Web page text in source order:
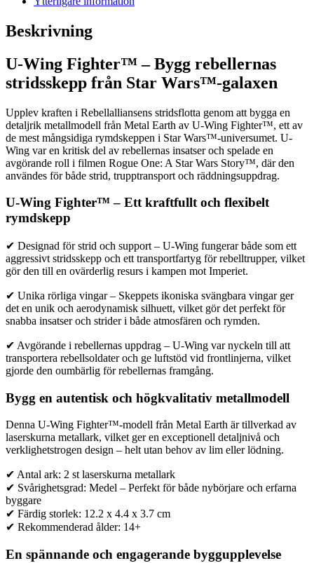
Beskrivning
U-Wing Fighter™ – Bygg rebellernas
stridsskepp från Star Wars™-galaxen
Upplev kraften i Rebellalliansens stridsflotta genom att bygga en
detaljrik metallmodell från Metal Earth av U-Wing Fighter™, ett av
de mest mångsidiga rymdskeppen i Star Wars™-universumet. U-
Wing var en kritisk del av rebellernas insatser och spelade en
avgörande roll i filmen Rogue One: A Star Wars Story™, där den
användes för både strid, trupptransport och räddningsuppdrag.
U-Wing Fighter™ – Ett kraftfullt och flexibelt
rymdskepp
✔ Designad för strid och support – U-Wing fungerar både som ett
aggressivt stridsskepp och ett transportfartyg för rebelltrupper, vilket
gör den till en ovärderlig resurs i kampen mot Imperiet.
✔ Unika rörliga vingar – Skeppets ikoniska svängbara vingar ger
det en unik och aerodynamisk silhuett, vilket gör det perfekt för
snabba insatser och strider i både atmosfären och rymden.
✔ Avgörande i rebellernas uppdrag – U-Wing var nyckeln till att
transportera rebellsoldater och ge luftstöd vid frontlinjerna, vilket
gjorde den oumbärlig för rebellernas framgång.
Bygg en autentisk och högkvalitativ metallmodell
Denna U-Wing Fighter™-modell från Metal Earth är tillverkad av
laserskurna metallark, vilket ger en exceptionell detaljnivå och
verklighetstrogen design – helt utan behov av lim eller lödning.
✔ Antal ark: 2 st laserskurna metallark
✔ Svårighetsgrad: Medel – Perfekt för både nybörjare och erfarna
byggare
✔ Färdig storlek: 12.2 x 4.4 x 3.7 cm
✔ Rekommenderad ålder: 14+
En spännande och engagerande byggupplevelse